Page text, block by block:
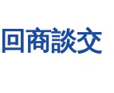
商談交